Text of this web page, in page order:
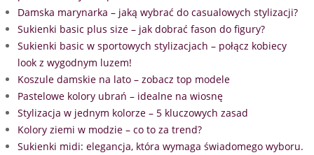
Damska marynarka – jaką wybrać do casualowych stylizacji?
Sukienki basic plus size – jak dobrać fason do figury?
Sukienki basic w sportowych stylizacjach – połącz kobiecy
look z wygodnym luzem!
Koszule damskie na lato – zobacz top modele
Pastelowe kolory ubrań – idealne na wiosnę
Stylizacja w jednym kolorze – 5 kluczowych zasad
Kolory ziemi w modzie – co to za trend?
Sukienki midi: elegancja, która wymaga świadomego wyboru.